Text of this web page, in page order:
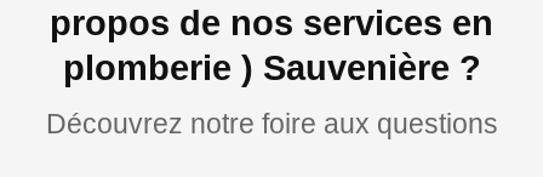
propos de nos services en
plomberie ) Sauvenière ?
Découvrez notre foire aux questions